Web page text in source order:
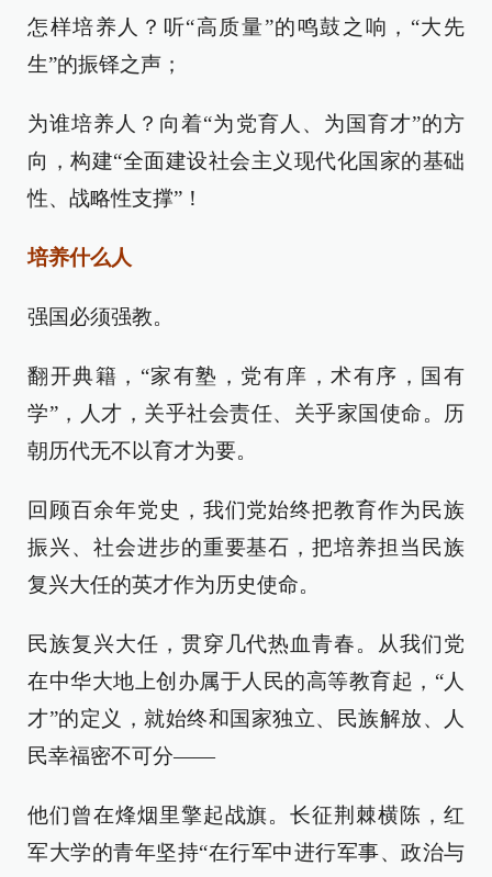
怎样培养人？听“高质量”的鸣鼓之响，“大先
生”的振铎之声；
为谁培养人？向着“为党育人、为国育才”的方
向，构建“全面建设社会主义现代化国家的基础
性、战略性支撑”！
培养什么人
强国必须强教。
翻开典籍，“家有塾，党有庠，术有序，国有
学”，人才，关乎社会责任、关乎家国使命。历
朝历代无不以育才为要。
回顾百余年党史，我们党始终把教育作为民族
振兴、社会进步的重要基石，把培养担当民族
复兴大任的英才作为历史使命。
民族复兴大任，贯穿几代热血青春。从我们党
在中华大地上创办属于人民的高等教育起，“人
才”的定义，就始终和国家独立、民族解放、人
民幸福密不可分——
他们曾在烽烟里擎起战旗。长征荆棘横陈，红
军大学的青年坚持“在行军中进行军事、政治与